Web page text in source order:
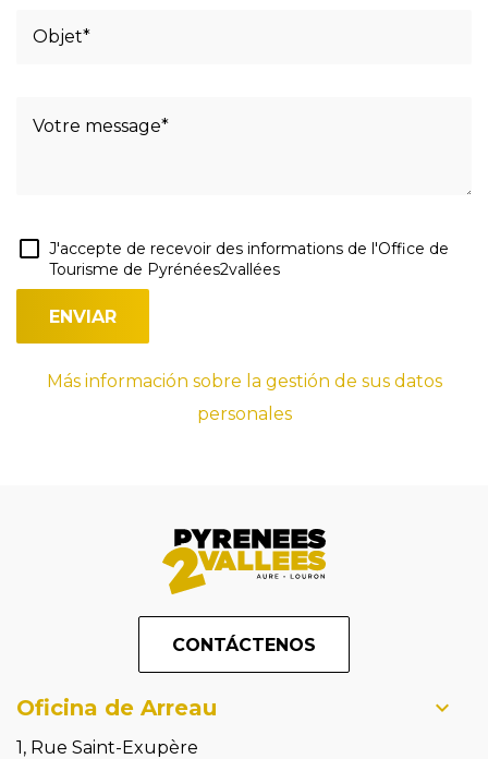
J'accepte de recevoir des informations de l'Office de
Tourisme de Pyrénées2vallées
Más información sobre la gestión de sus datos
personales
CONTÁCTENOS
Oficina de Arreau
1, Rue Saint-Exupère